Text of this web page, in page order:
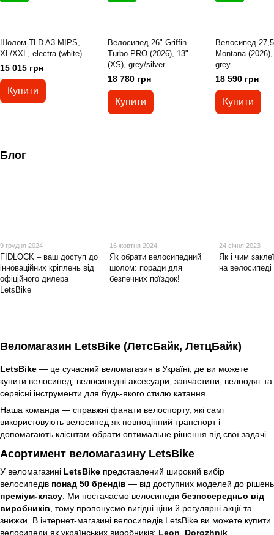
Шолом TLD A3 MIPS,
XL/XXL, electra (white)
15 015 грн
Купити
Велосипед 26" Griffin
Turbo PRO (2026), 13"
(XS), grey/silver
18 780 грн
Купити
Велосипед
Montana
grey
18 590 грн
Купити
Блог
9 грудня 2024
FIDLOCK – ваш доступ до
інноваційних кріплень від
офіційного дилера
LetsBike
16 жовтня 2024
Як обрати велосипедний
шолом: поради для
безпечних поїздок!
24 січня 2023
Як і чим
на велосипеді
Веломагазин LetsBike (ЛетсБайк, ЛетцБайк)
LetsBike — це сучасний веломагазин в Україні, де ви можете
купити велосипед, велосипедні аксесуари, запчастини, велоодяг та
сервісні інструменти для будь-якого стилю катання.
Наша команда — справжні фанати велоспорту, які самі
використовують велосипед як повноцінний транспорт і
допомагають клієнтам обрати оптимальне рішення під свої задачі.
Асортимент веломагазину LetsBike
У веломагазині LetsBike представлений широкий вибір
велосипедів понад 50 брендів — від доступних моделей до рішень
преміум-класу . Ми постачаємо велосипеди безпосередньо від
виробників , тому пропонуємо вигідні ціни й регулярні акції та
знижки. В інтернет-магазині велосипедів LetsBike ви можете купити
велосипеди як українських виробників: Leon Dorozhnik